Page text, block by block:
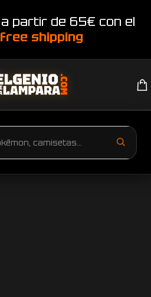
a partir de 65€ con el
free shipping